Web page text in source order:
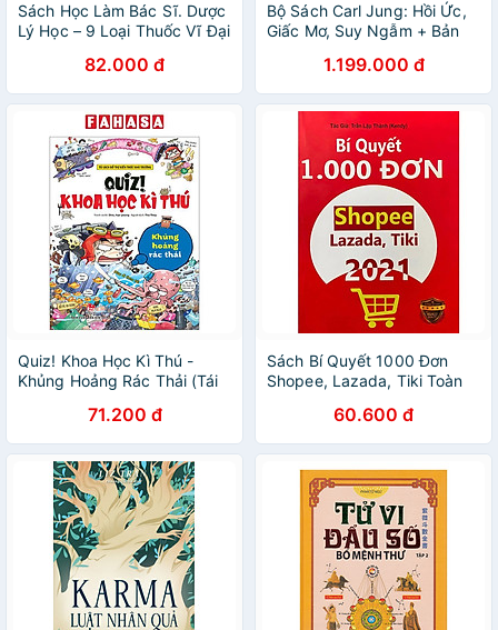
Sách Học Làm Bác Sĩ. Dược
Lý Học – 9 Loại Thuốc Vĩ Đại
82.000 đ
Bộ Sách Carl Jung: Hồi Ức,
Giấc Mơ, Suy Ngẫm + Bản
Jung + Con Người Và Biểu
Tượng + Thăm Dò Tiềm
Thức + "Cái Tôi" Chưa Khai
Phá + Tâm Lý Học Và Huyền
Học Phương Đông
1.199.000 đ
Quiz! Khoa Học Kì Thú -
Khủng Hoảng Rác Thải (Tái
71.200 đ
Sách Bí Quyết 1000 Đơn
Shopee, Lazada, Tiki Toàn
60.600 đ